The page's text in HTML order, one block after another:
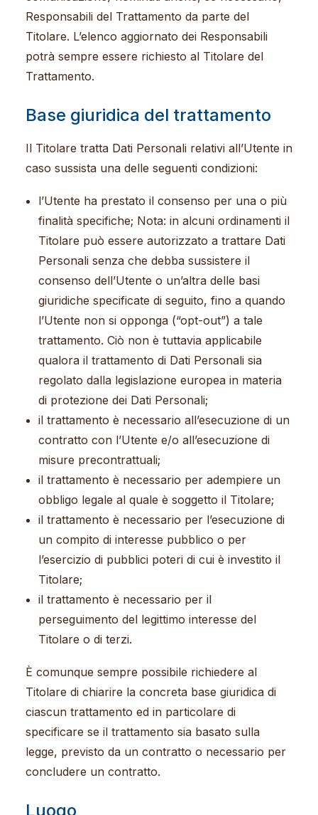
Responsabili del Trattamento da parte del
Titolare. L’elenco aggiornato dei Responsabili
potrà sempre essere richiesto al Titolare del
Trattamento.
Base giuridica del trattamento
Il Titolare tratta Dati Personali relativi all’Utente in
caso sussista una delle seguenti condizioni:
l’Utente ha prestato il consenso per una o più
finalità specifiche; Nota: in alcuni ordinamenti il
Titolare può essere autorizzato a trattare Dati
Personali senza che debba sussistere il
consenso dell’Utente o un’altra delle basi
giuridiche specificate di seguito, fino a quando
l’Utente non si opponga (“opt-out”) a tale
trattamento. Ciò non è tuttavia applicabile
qualora il trattamento di Dati Personali sia
regolato dalla legislazione europea in materia
di protezione dei Dati Personali;
il trattamento è necessario all’esecuzione di un
contratto con l’Utente e/o all’esecuzione di
misure precontrattuali;
il trattamento è necessario per adempiere un
obbligo legale al quale è soggetto il Titolare;
il trattamento è necessario per l’esecuzione di
un compito di interesse pubblico o per
l’esercizio di pubblici poteri di cui è investito il
Titolare;
il trattamento è necessario per il
perseguimento del legittimo interesse del
Titolare o di terzi.
È comunque sempre possibile richiedere al
Titolare di chiarire la concreta base giuridica di
ciascun trattamento ed in particolare di
specificare se il trattamento sia basato sulla
legge, previsto da un contratto o necessario per
concludere un contratto.
Luogo